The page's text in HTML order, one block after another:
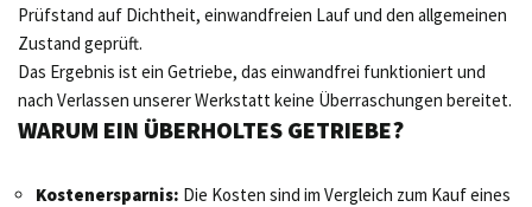
Prüfstand auf Dichtheit, einwandfreien Lauf und den allgemeinen
Zustand geprüft.
Das Ergebnis ist ein Getriebe, das einwandfrei funktioniert und
nach Verlassen unserer Werkstatt keine Überraschungen bereitet.
WARUM EIN ÜBERHOLTES GETRIEBE?
Kostenersparnis: Die Kosten sind im Vergleich zum Kauf eines